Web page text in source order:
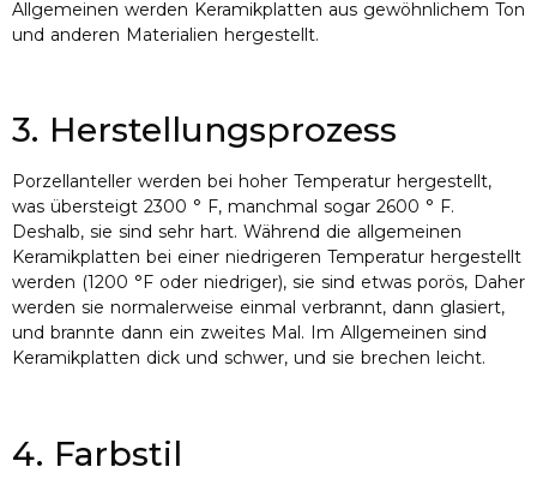
Allgemeinen werden Keramikplatten aus gewöhnlichem Ton
und anderen Materialien hergestellt.
3. Herstellungsprozess
Porzellanteller werden bei hoher Temperatur hergestellt,
was übersteigt 2300 ° F, manchmal sogar 2600 ° F.
Deshalb, sie sind sehr hart. Während die allgemeinen
Keramikplatten bei einer niedrigeren Temperatur hergestellt
werden (1200 °F oder niedriger), sie sind etwas porös, Daher
werden sie normalerweise einmal verbrannt, dann glasiert,
und brannte dann ein zweites Mal. Im Allgemeinen sind
Keramikplatten dick und schwer, und sie brechen leicht.
4. Farbstil